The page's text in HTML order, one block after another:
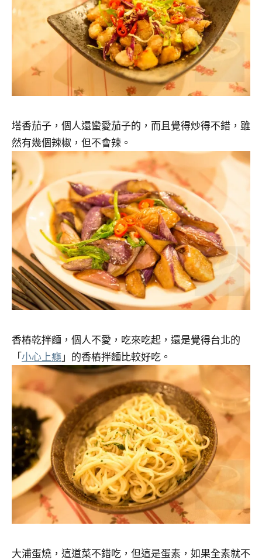
塔香茄子，個人還蠻愛茄子的，而且覺得炒得不錯，雖
然有幾個辣椒，但不會辣。
香樁乾拌麵，個人不愛，吃來吃起，還是覺得台北的
「小心上癮 」的香樁拌麵比較好吃。
大浦蛋燒，這道菜不錯吃，但這是蛋素，如果全素就不